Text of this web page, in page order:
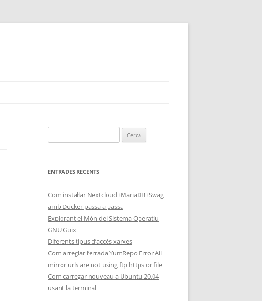
ENTRADES RECENTS
Com instal·lar Nextcloud+MariaDB+Swag
amb Docker passa a passa
Explorant el Món del Sistema Operatiu
GNU Guix
Diferents tipus d’accés xarxes
Com arreglar l’errada YumRepo Error All
mirror urls are not using ftp https or file
Com carregar nouveau a Ubuntu 20.04
usant la terminal